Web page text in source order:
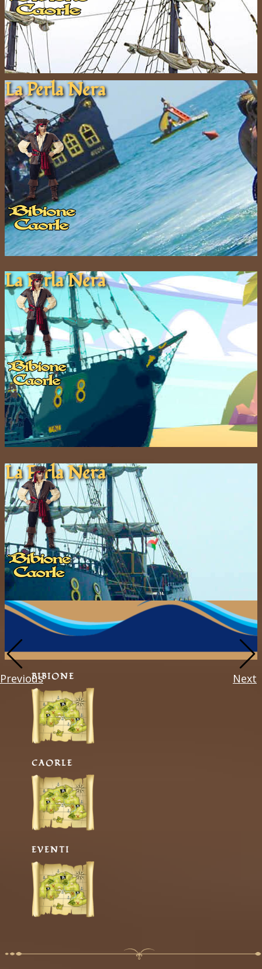
La Pe​rla ​Nera
La Pe​rla ​Nera
La Pe​rla ​Nera
Previous Next
BIBIONE
CAORLE
EVENTI